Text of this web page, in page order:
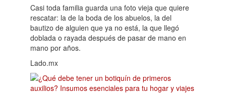
Casi toda familia guarda una foto vieja que quiere
rescatar: la de la boda de los abuelos, la del
bautizo de alguien que ya no está, la que llegó
doblada o rayada después de pasar de mano en
mano por años.
Lado.mx